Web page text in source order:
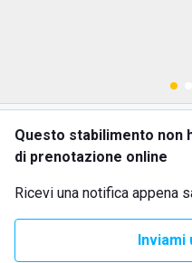
Questo stabilimento non
di prenotazione online
Ricevi una notifica appena
Inviami